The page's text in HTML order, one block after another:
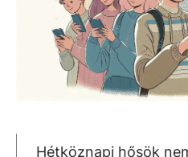
Hétköznapi hősök